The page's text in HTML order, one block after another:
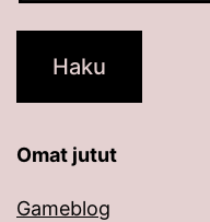
Omat jutut
Gameblog